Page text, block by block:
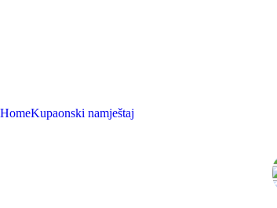
HomeKupaonski namještaj